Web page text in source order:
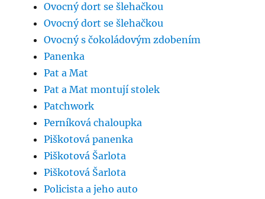
Ovocný dort se šlehačkou
Ovocný dort se šlehačkou
Ovocný s čokoládovým zdobením
Panenka
Pat a Mat
Pat a Mat montují stolek
Patchwork
Perníková chaloupka
Piškotová panenka
Piškotová Šarlota
Piškotová Šarlota
Policista a jeho auto